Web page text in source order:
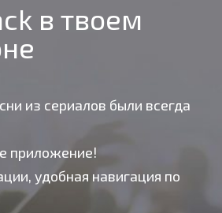
в твоем
из сериалов были всегда
приложение!
удобная навигация по